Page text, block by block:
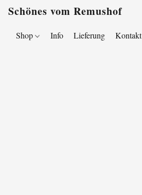
Schönes vom Remushof
Shop Info Lieferung Kontakt